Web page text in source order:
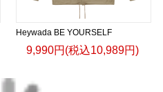
Heywada BE YOURSELF
9,990円(税込10,989円)